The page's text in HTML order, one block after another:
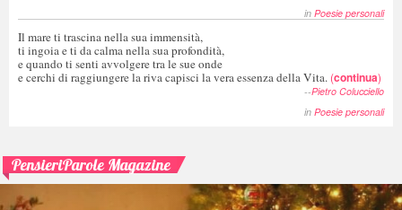
in Poesie personali
Il mare ti trascina nella sua immensità,
ti ingoia e ti da calma nella sua profondità,
e quando ti senti avvolgere tra le sue onde
e cerchi di raggiungere la riva capisci la vera essenza della Vita. (continua)
--Pietro Colucciello
in Poesie personali
PensieriParole Magazine